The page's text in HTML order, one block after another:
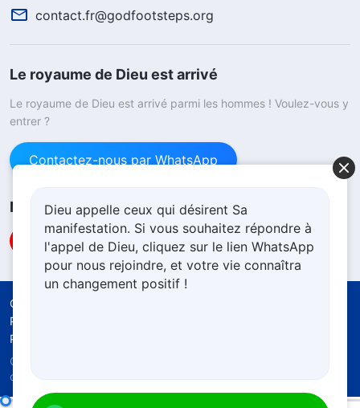
contact.fr@godfootsteps.org
Le royaume de Dieu est arrivé
Le royaume de Dieu est arrivé parmi les hommes ! Voulez-vous y
entrer ?
Contactez-nous par WhatsApp
Nous suivre
Conditions d’utilisation
Politique de confidentialité
Politique d’utilisation cookies
Copyright © 2026
droits réservés.
Dieu appelle ceux qui désirent Sa
manifestation. Si vous souhaitez répondre à
l'appel de Dieu, cliquez sur le lien WhatsApp
pour nous rejoindre, et votre vie connaîtra
un changement positif !